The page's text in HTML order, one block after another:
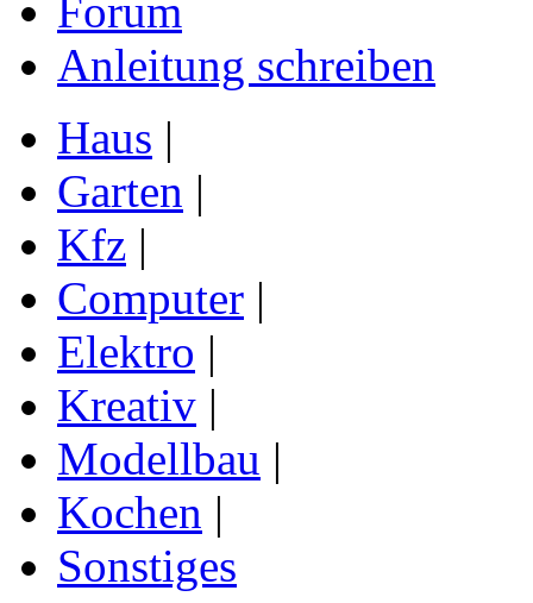
Forum
Anleitung schreiben
Haus |
Garten |
Kfz |
Computer |
Elektro |
Kreativ |
Modellbau |
Kochen |
Sonstiges